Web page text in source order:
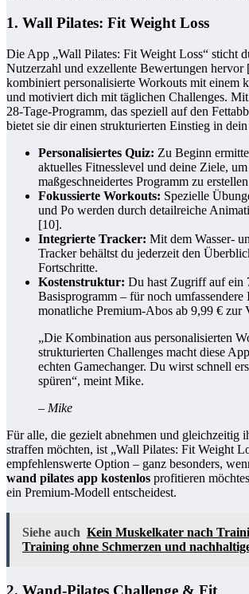
1. Wall Pilates: Fit Weight Loss
Die App „Wall Pilates: Fit Weight Loss“ sticht
Nutzerzahl und exzellente Bewertungen hervor
kombiniert personalisierte Workouts mit einem
und motiviert dich mit täglichen Challenges. Mit
28-Tage-Programm, das speziell auf den
bietet sie dir einen strukturierten Einstieg in
Personalisiertes Quiz: Zu Beginn
aktuelles Fitnesslevel und deine Ziele,
maßgeschneidertes Programm zu
Fokussierte Workouts: Spezielle
und Po werden durch detailreiche
[10].
Integrierte Tracker: Mit dem Wasser-
Tracker behältst du jederzeit den
Fortschritte.
Kostenstruktur: Du hast Zugriff auf ein
Basisprogramm – für noch umfassendere
monatliche Premium-Abos ab 9,99 € zur
„Die Kombination aus personalisierten
strukturierten Challenges macht diese
echten Gamechanger. Du wirst schnell
spüren“, meint Mike.
– Mike
Für alle, die gezielt abnehmen und gleichzeitig
straffen möchten, ist „Wall Pilates: Fit Weight
empfehlenswerte Option – ganz besonders,
wand pilates app kostenlos profitieren
ein Premium-Modell entscheidest.
Siehe auch Kein Muskelkater nach
Training ohne Schmerzen und
2. Wand-Pilates Challenge & Fit